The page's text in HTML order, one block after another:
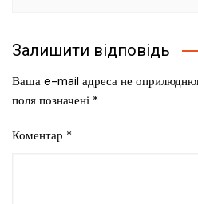
Залишити відповідь
Ваша e-mail адреса не
поля позначені *
Коментар *